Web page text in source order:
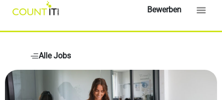
Bewerben
Alle Jobs